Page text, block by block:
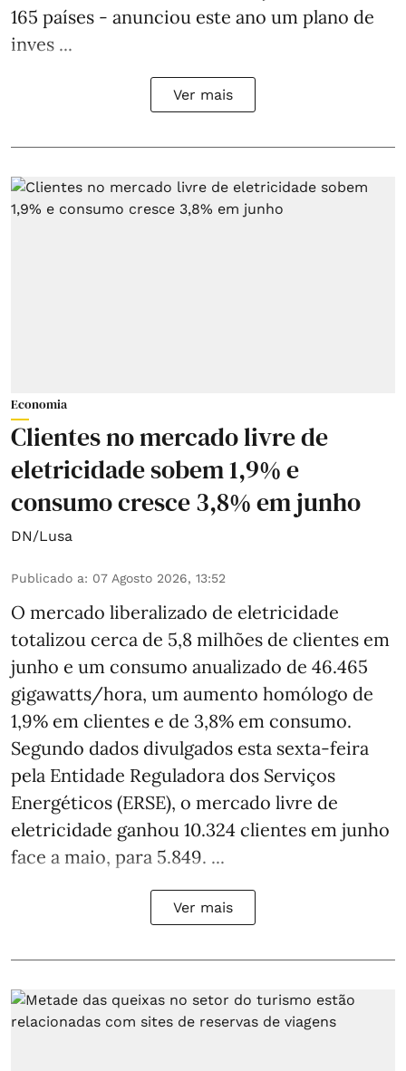
165 países - anunciou este ano um plano de
inves ...
Ver mais
Economia
Clientes no mercado livre de
eletricidade sobem 1,9% e
consumo cresce 3,8% em junho
DN/Lusa
Publicado a: 07 Agosto 2026, 13:52
O mercado liberalizado de eletricidade
totalizou cerca de 5,8 milhões de clientes em
junho e um consumo anualizado de 46.465
gigawatts/hora, um aumento homólogo de
1,9% em clientes e de 3,8% em consumo.
Segundo dados divulgados esta sexta-feira
pela Entidade Reguladora dos Serviços
Energéticos (ERSE), o mercado livre de
eletricidade ganhou 10.324 clientes em junho
face a maio, para 5.849. ...
Ver mais